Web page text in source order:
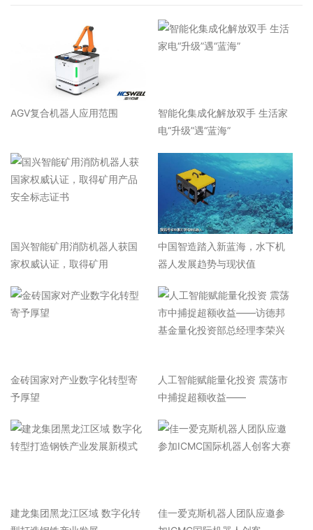
AGV复合机器人应用范围
智能化集成化解放双手 生活家
电“升级”遇“蓝海”
国兴智能矿用消防机器人获国
家权威认证，取得矿用
中国智造踏入新蓝海，水下机
器人发展趋势与现状值
金砖国家对产业数字化转型寄
予厚望
人工智能赋能量化投资 震荡市
中捕捉超额收益——
建龙集团黑龙江区域 数字化转
佳一爱克斯机器人团队应邀参